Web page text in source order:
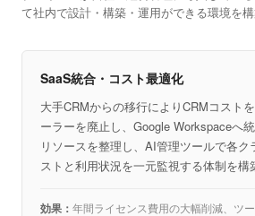
て社内で設計・構築・運用ができる環境を構
SaaS統合・コスト最適化
大手CRMからの移行によりCRMコスト
ーラーを廃止し、Google Workspaceへ
リソースを整理し、AI管理ツールで各ク
ストと利用状況を一元監視する体制を構
年間ライセンス費用の大幅削減、ツ